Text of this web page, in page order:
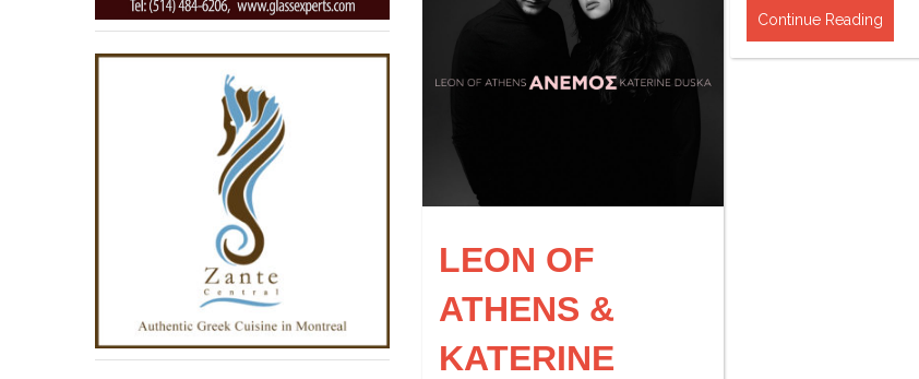
Continue Reading
LEON OF
ATHENS &
KATERINE